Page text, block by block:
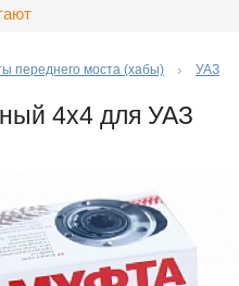
переднего моста (хабы) УАЗ
4x4 для УАЗ